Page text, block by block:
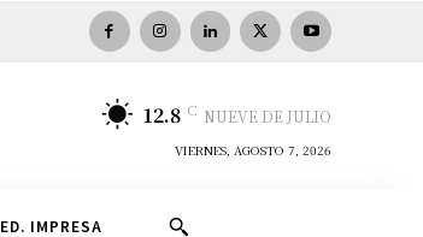
12.8 C NUEVE DE JULIO
VIERNES, AGOSTO 7, 2026
ED. IMPRESA